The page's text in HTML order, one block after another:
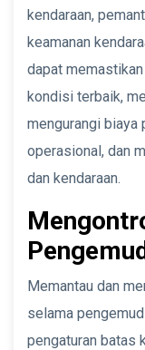
kendaraan,
keamanan
dapat
kondisi terbaik,
mengurangi biaya
operasional, dan
dan kendaraan.
Memantau dan
selama
pengaturan batas